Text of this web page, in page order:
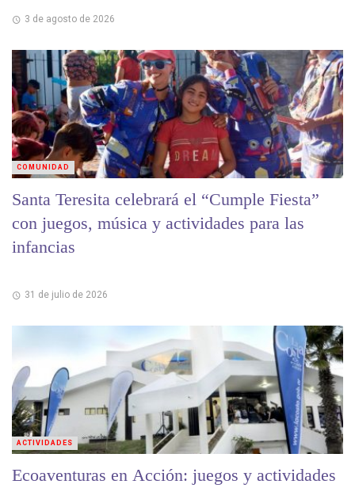
3 de agosto de 2026
Santa Teresita celebrará el “Cumple Fiesta”
con juegos, música y actividades para las
infancias
31 de julio de 2026
COMUNIDAD
Ecoaventuras en Acción: juegos y actividades
ACTIVIDADES